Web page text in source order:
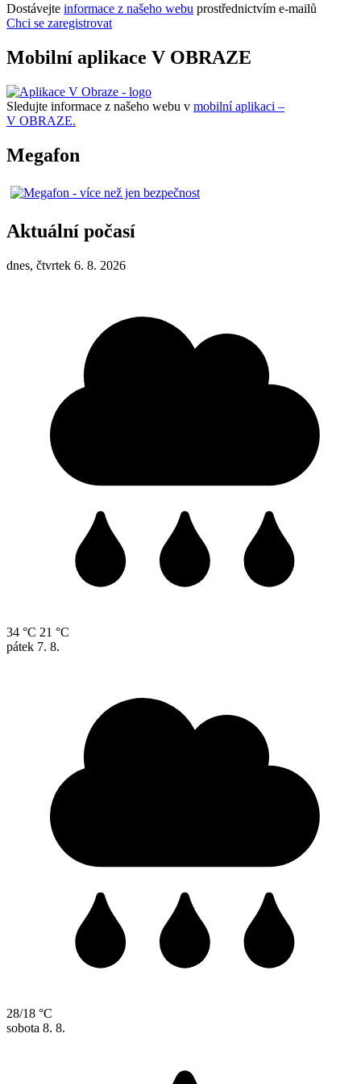
Dostávejte informace z našeho webu prostřednictvím e-mailů
Chci se zaregistrovat
Mobilní aplikace V OBRAZE
Sledujte informace z našeho webu v mobilní aplikaci –
V OBRAZE.
Megafon
Aktuální počasí
dnes, čtvrtek 6. 8. 2026
34 °C 21 °C
pátek 7. 8.
28/18 °C
sobota 8. 8.